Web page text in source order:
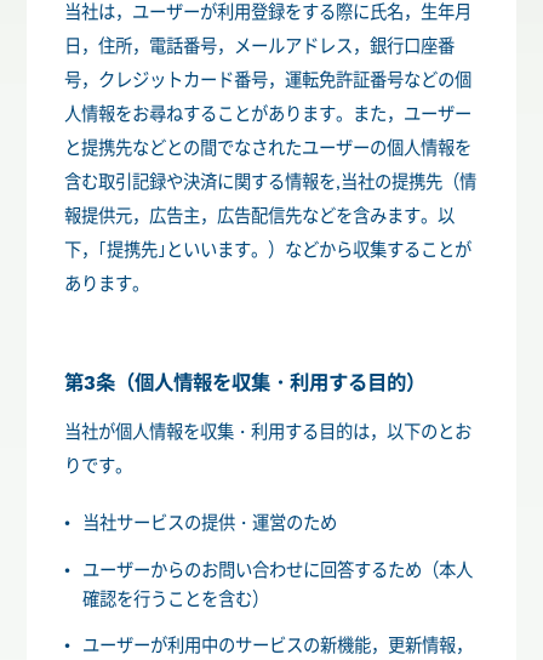
当社は，ユーザーが利用登録をする際に氏名，生年月
日，住所，電話番号，メールアドレス，銀行口座番
号，クレジットカード番号，運転免許証番号などの個
人情報をお尋ねすることがあります。また，ユーザー
と提携先などとの間でなされたユーザーの個人情報を
含む取引記録や決済に関する情報を,当社の提携先（情
報提供元，広告主，広告配信先などを含みます。以
下，｢提携先｣といいます。）などから収集することが
あります。
第3条（個人情報を収集・利用する目的）
当社が個人情報を収集・利用する目的は，以下のとお
りです。
当社サービスの提供・運営のため
ユーザーからのお問い合わせに回答するため（本人
確認を行うことを含む）
ユーザーが利用中のサービスの新機能，更新情報，